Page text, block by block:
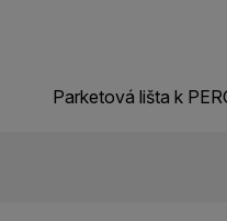
Parketová lišta k